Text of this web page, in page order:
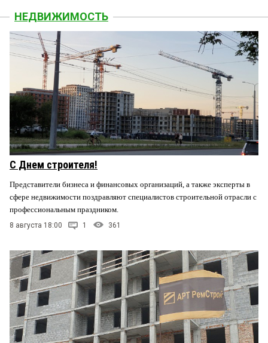
НЕДВИЖИМОСТЬ
С Днем строителя!
Представители бизнеса и финансовых организаций, а также эксперты в
сфере недвижимости поздравляют специалистов строительной отрасли с
профессиональным праздником.
8 августа 18:00 1 361